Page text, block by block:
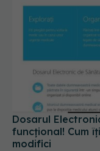
Dosarul
funcțional! Cum
modifici